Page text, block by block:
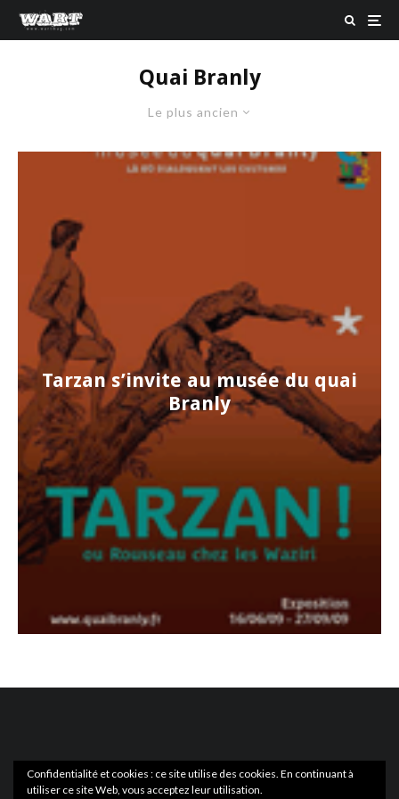
Quai Branly
Le plus ancien
Tarzan s’invite au musée du quai
Branly
Confidentialité et cookies : ce site utilise des cookies. En continuant à
utiliser ce site Web, vous acceptez leur utilisation.